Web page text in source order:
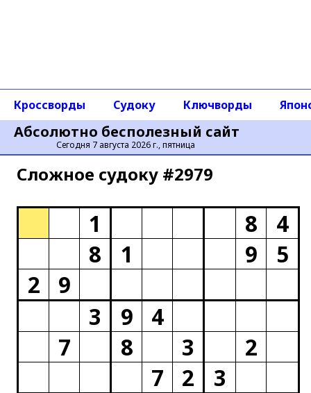
Абсолютно бесполезный сайт
Сегодня 7 августа 2026 г., пятница
Кроссворды Судоку Ключворды
Сложное cудоку #2979
1 8
4
8
1 9
5
2
9
3
9
4
7
8 3
2
7
2
3